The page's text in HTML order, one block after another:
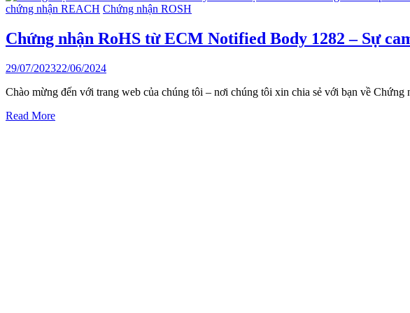
chứng nhận REACH Chứng nhận ROSH
Chứng nhận RoHS từ ECM Notified Body 1282 – Sự
29/07/202322/06/2024
Chào mừng đến với trang web của chúng tôi – nơi chúng tôi xin chia sẻ với bạn về
Read More